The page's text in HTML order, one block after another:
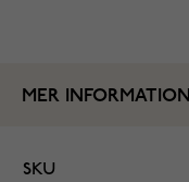
MER INFORMATION
SKU